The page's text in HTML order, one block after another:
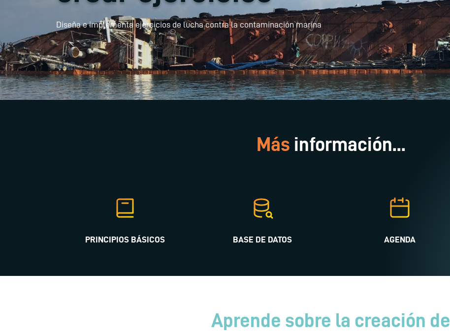
Diseña e implementa ejercicios de lucha contra la contaminación marina
Más información...
PRINCIPIOS BÁSICOS BASE DE DATOS AGENDA
Aprende sobre la creación de